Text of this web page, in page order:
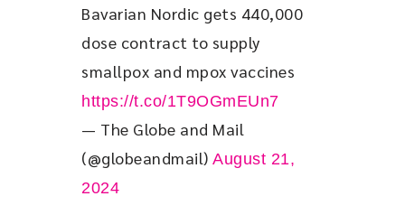
Bavarian Nordic gets 440,000
dose contract to supply
smallpox and mpox vaccines
https://t.co/1T9OGmEUn7
— The Globe and Mail
(@globeandmail) August 21,
2024